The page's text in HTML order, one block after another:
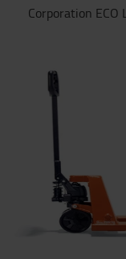
Corporation ECO